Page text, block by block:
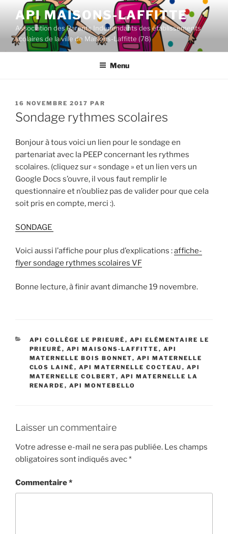
contenu
principal
API MAISONS-LAFFITTE
Association des Parents Indépendants des établissements
scolaires de la ville de Maisons-Laffitte (78)
Menu
PUBLIÉ
LE
16 NOVEMBRE 2017 PAR
Sondage rythmes scolaires
Bonjour à tous voici un lien pour le sondage en
partenariat avec la PEEP concernant les rythmes
scolaires. (cliquez sur « sondage » et un lien vers un
Google Docs s’ouvre, il vous faut remplir le
questionnaire et n’oubliez pas de valider pour que cela
soit pris en compte, merci :).
SONDAGE
Voici aussi l’affiche pour plus d’explications :affiche-
flyer sondage rythmes scolaires VF
Bonne lecture, à finir avant dimanche 19 novembre.
CATÉGORIES
API COLLÈGE LE PRIEURÉ , API ELÉMENTAIRE LE
PRIEURÉ , API MAISONS-LAFFITTE , API
MATERNELLE BOIS BONNET, API MATERNELLE
CLOS LAINÉ , API MATERNELLE COCTEAU , API
MATERNELLE COLBERT, API MATERNELLE LA
RENARDE , API MONTEBELLO
Laisser un commentaire
Votre adresse e-mail ne sera pas publiée. Les champs
obligatoires sont indiqués avec*
Commentaire*